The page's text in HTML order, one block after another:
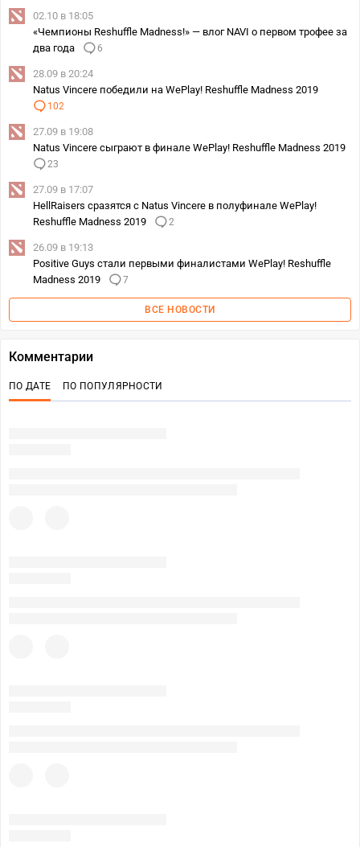
02.10 в 18:05
«Чемпионы Reshuffle Madness!» — влог NAVI о первом трофее за
два года
6
28.09 в 20:24
Natus Vincere победили на WePlay! Reshuffle Madness 2019
102
27.09 в 19:08
Natus Vincere сыграют в финале WePlay! Reshuffle Madness 2019
23
27.09 в 17:07
HellRaisers сразятся с Natus Vincere в полуфинале WePlay!
Reshuffle Madness 2019
2
26.09 в 19:13
Positive Guys стали первыми финалистами WePlay! Reshuffle
Madness 2019
7
ВСЕ НОВОСТИ
Комментарии
ПО ДАТЕ ПО ПОПУЛЯРНОСТИ